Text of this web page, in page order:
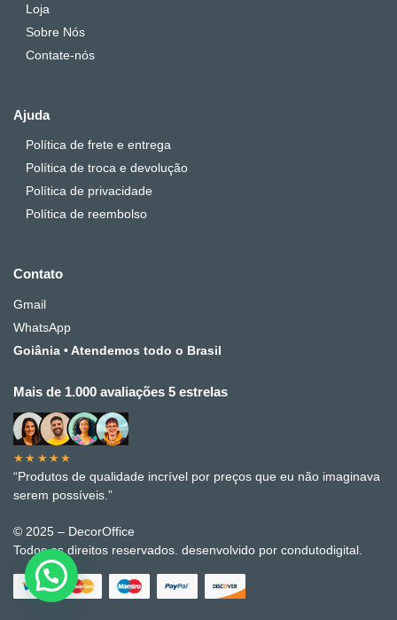
Loja
Sobre Nós
Contate-nós
Ajuda
Política de frete e entrega
Política de troca e devolução
Política de privacidade
Política de reembolso
Contato
Gmail
WhatsApp
Goiânia • Atendemos todo o Brasil
Mais de 1.000 avaliações 5 estrelas
★★★★★
“Produtos de qualidade incrível por preços que eu não imaginava
serem possíveis.”
© 2025 – DecorOffice
Todos os direitos reservados. desenvolvido por condutodigital.